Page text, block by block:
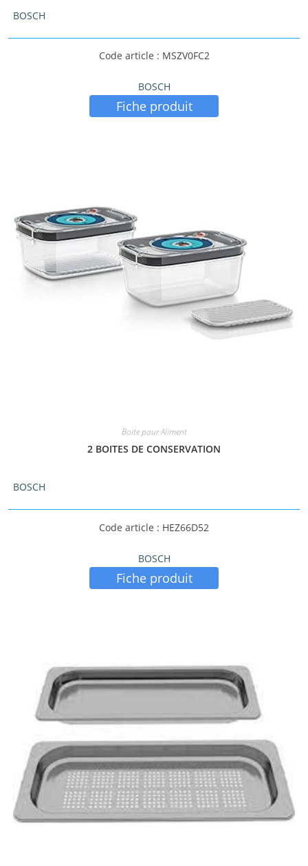
BOSCH
Code article : MSZV0FC2
BOSCH
Fiche produit
Boite pour Aliment
2 BOITES DE CONSERVATION
BOSCH
Code article : HEZ66D52
BOSCH
Fiche produit